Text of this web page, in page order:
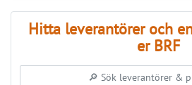
Regioner
SÖK PROFFS
linkAnslut ditt